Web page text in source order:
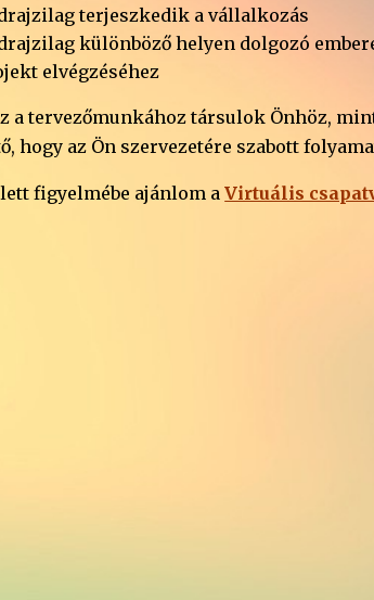
terjeszkedik a vállalkozás
különböző helyen dolgozó
elvégzéséhez
a tervezőmunkához társulok Önhöz,
hogy az Ön szervezetére szabott
figyelmébe ajánlom aVirtuális